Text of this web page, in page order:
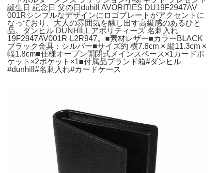
誕生日 記念日 父の日duhill AVORITIES DU19F2947AV
001Rシンプルなデザインにロゴプレートがアクセントに
なっており、大人の雰囲気を醸し出す高級感のあるひと
品。ダンヒル DUNHILL アボリティーズ 名刺入れ
19F2947AV001R-L2R947。■素材レザー■カラーBLACK
ブラック金具：シルバー■サイズ約 横7.8cm × 縦11.3cm ×
幅1.8cm■仕様オープン開閉式メインスペース×1カードポ
ケット×2ポケット×1■付属品ブランド箱#ダンヒル
#dunhill#名刺入れ#カードケース